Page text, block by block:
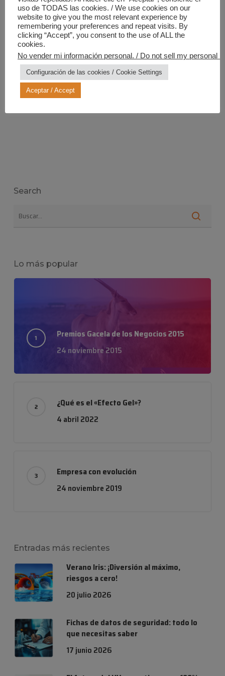
NUESTROS PEQUEÑOS, EL CUMPLIMIENTO DE LAS
NORMATIVAS CREA ENTORNOS SEGUROS PARA LO
QUE LLEVAMOS NUESTRA AUTOEXIGENCIA MÁS
ALLÁ.
Comparte en:
Search
Lo más popular
Premios Gacela de los Negocios 2015
24 noviembre 2015
¿Qué es el «Efecto Gel»?
4 abril 2022
Empresa con evolución
24 noviembre 2019
Entradas más recientes
Verano Iris: ¡Diversión al máximo,
riesgos a cero!
20 julio 2026
Fichas de datos de seguridad: todo lo
que necesitas saber
17 junio 2026
uso de TODAS las cookies. / We use cookies on our
website to give you the most relevant experience by
remembering your preferences and repeat visits. By
clicking “Accept”, you consent to the use of ALL the
cookies.
No vender mi información personal. / Do not sell my personal
Configuración de las cookies / Cookie Settings
Aceptar / Accept